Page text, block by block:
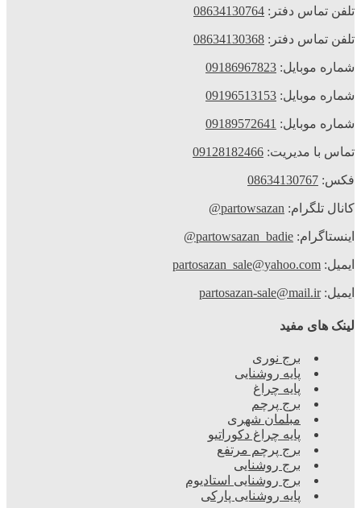
تلفن تماس دفتر: 08634130764
تلفن تماس دفتر: 08634130368
شماره موبایل: 09186967823
شماره موبایل: 09196513153
شماره موبایل: 09189572641
تماس با مدیریت: 09128182466
فکس: 08634130767
کانال تلگرام: partowsazan@
اینستاگرام: partowsazan_badie@
ایمیل: partosazan_sale@yahoo.com
ایمیل:partosazan-sale@mail.ir
لینک های مفید
برج نوری
پایه روشنایی
پایه چراغ
برج پرچم
مبلمان شهری
پایه چراغ دکوراتیو
برج پرچم مرتفع
برج روشنایی
برج روشنایی استادیوم
پایه روشنایی پارکی